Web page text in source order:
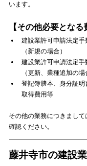
います。
【その他必要となる
建設業許可申請法定手
（新規の場合）
建設業許可申請法定手
（更新、業種追加の場
登記簿謄本、身分証
取得費用等
その他の業務につきまして
確認ください。
藤井寺市の建設